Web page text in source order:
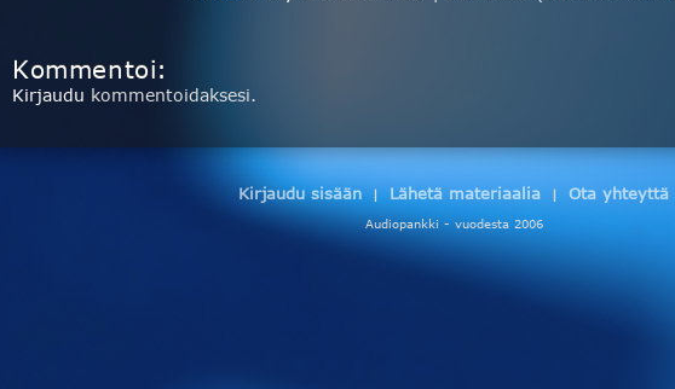
Kommentoi:
Kirjaudu kommentoidaksesi.
Kirjaudu sisään | Lähetä materiaalia | Ota yhteyttä
Audiopankki - vuodesta 2006